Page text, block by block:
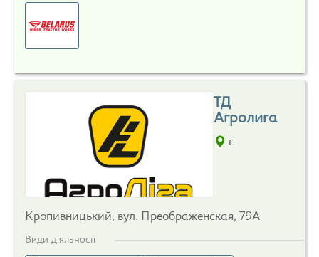
ТД
Агролига
г.
Кропивницький, вул. Преображенская, 79А
Види діяльності